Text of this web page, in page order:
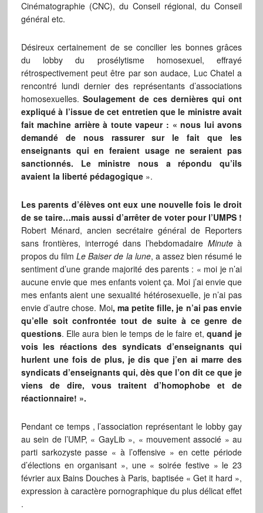
Cinématographie (CNC), du Conseil régional, du Conseil
général etc.
Désireux certainement de se concilier les bonnes grâces
du lobby du prosélytisme homosexuel, effrayé
rétrospectivement peut être par son audace, Luc Chatel a
rencontré lundi dernier des représentants d’associations
homosexuelles.Soulagement de ces dernières qui ont
expliqué à l’issue de cet entretien que le ministre avait
fait machine arrière à toute vapeur : « nous lui avons
demandé de nous rassurer sur le fait que les
enseignants qui en feraient usage ne seraient pas
sanctionnés. Le ministre nous a répondu qu’ils
avaient la liberté pédagogique».
Les parents d’élèves ont eux une nouvelle fois le droit
de se taire…mais aussi d’arrêter de voter pour l’UMPS !
Robert Ménard, ancien secrétaire général de Reporters
sans frontières, interrogé dans l’hebdomadaire Minuteà
propos du filmLe Baiser de la lune, a assez bien résumé le
sentiment d’une grande majorité des parents : « moi je n’ai
aucune envie que mes enfants voient ça. Moi j’ai envie que
mes enfants aient une sexualité hétérosexuelle, je n’ai pas
envie d’autre chose. Moi, ma petite fille, je n’ai pas envie
qu’elle soit confrontée tout de suite à ce genre de
questions. Elle aura bien le temps de le faire et, quand je
vois les réactions des syndicats d’enseignants qui
hurlent une fois de plus, je dis que j’en ai marre des
syndicats d’enseignants qui, dès que l’on dit ce que je
viens de dire, vous traitent d’homophobe et de
réactionnaire! ».
Pendant ce temps , l’association représentant le lobby gay
au sein de l’UMP, « GayLib », « mouvement associé » au
parti sarkozyste passe « à l’offensive » en cette période
d’élections en organisant », une « soirée festive » le 23
février aux Bains Douches à Paris, baptisée « Get it hard »,
expression à caractère pornographique du plus délicat effet
.